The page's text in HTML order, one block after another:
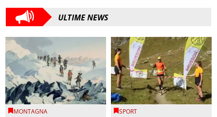
ULTIME NEWS
MONTAGNA SPORT